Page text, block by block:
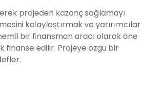
projeden kazanç sağlamayı
kolaylaştırmak ve yatırımcılar
bir finansman aracı olarak öne
finanse edilir. Projeye özgü bir